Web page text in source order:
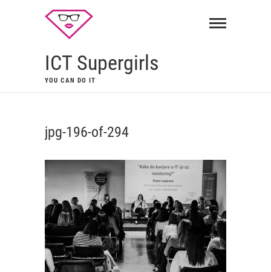
ICT Supergirls
YOU CAN DO IT
jpg-196-of-294